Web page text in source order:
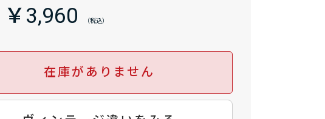
￥3,960
在庫がありません